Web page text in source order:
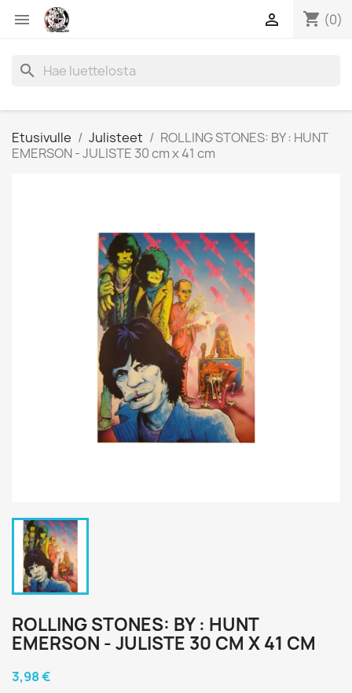
 shopping_cart (0)

search
Etusivulle Julisteet
ROLLING STONES: BY : HUNT
EMERSON - JULISTE 30 cm x 41 cm
ROLLING STONES: BY : HUNT
EMERSON - JULISTE 30 CM X 41 CM
3,98 €